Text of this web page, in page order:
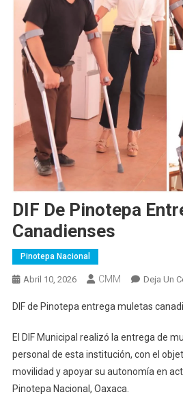
DIF De Pinotepa
Canadienses
Pinotepa Nacional
Abril 10, 2026 CMM Deja Un
DIF de Pinotepa entrega muletas
El DIF Municipal realizó la entrega de
personal de esta institución, con el
movilidad y apoyar su autonomía en
Pinotepa Nacional, Oaxaca.